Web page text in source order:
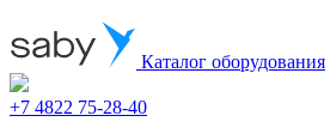
Каталог оборудования
+7 4822 75-28-40